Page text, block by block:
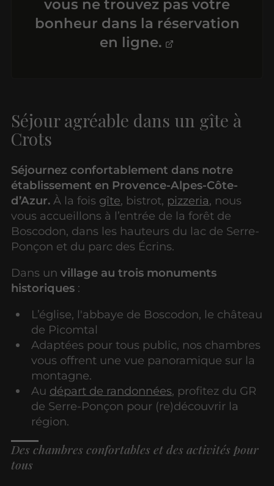
vous ne trouvez pas votre
bonheur dans la réservation
en ligne.
Séjour agréable dans un gîte à
Crots
Séjournez confortablement dans notre
établissement en Provence-Alpes-Côte-
d’Azur. À la fois gîte, bistrot, pizzeria, nous
vous accueillons à l’entrée de la forêt de
Boscodon, dans les hauteurs du lac de Serre-
Ponçon et du parc des Écrins.
Dans unvillage au trois monuments
historiques :
L’église, l'abbaye de Boscodon, le château
de Picomtal
Adaptées pour tous public, nos chambres
vous offrent une vue panoramique sur la
montagne.
Au départ de randonnées, profitez du GR
de Serre-Ponçon pour (re)découvrir la
région.
Des chambres confortables et des activités pour
tous